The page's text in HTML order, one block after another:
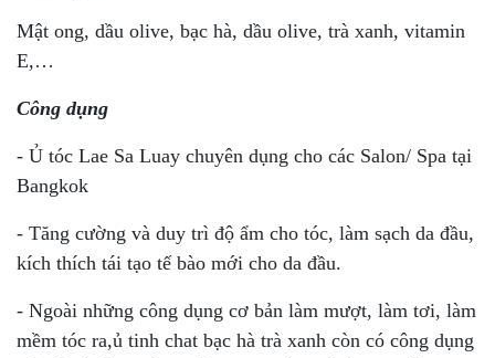
Mật ong, dầu olive, bạc hà, dầu olive, trà xanh, vitamin
E,…
Công dụng
- Ủ tóc Lae Sa Luay chuyên dụng cho các Salon/ Spa tại
Bangkok
- Tăng cường và duy trì độ ẩm cho tóc, làm sạch da đầu,
kích thích tái tạo tế bào mới cho da đầu.
- Ngoài những công dụng cơ bản làm mượt, làm tơi, làm
mềm tóc ra,ủ tinh chat bạc hà trà xanh còn có công dụng